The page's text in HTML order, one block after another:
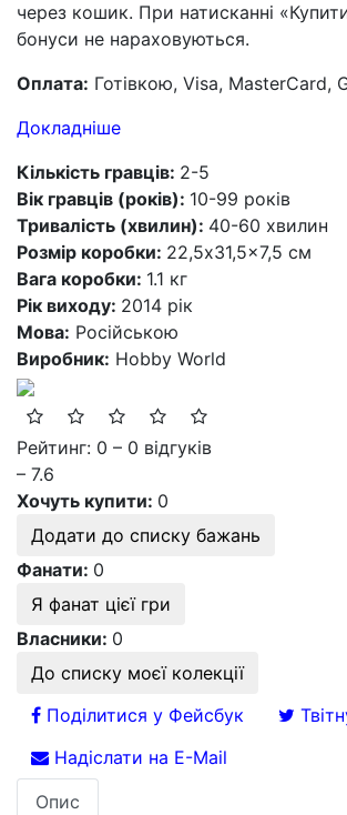
через кошик. При натисканні
бонуси не нараховуються.
Оплата: Готівкою, Visa, MasterCard,
Докладніше
Кількість гравців: 2-5
Вік гравців (років): 10-99 років
Тривалість (хвилин): 40-60 хвилин
Розмір коробки: 22,5x31,5x7,5 см
Вага коробки: 1.1 кг
Рік виходу: 2014 рік
Мова: Російською
Виробник: Hobby World
Рейтинг: 0 – 0 відгуків
– 7.6
Хочуть купити: 0
Додати до списку бажань
Фанати: 0
Я фанат цієї гри
Власники: 0
До списку моєї колекції
Поділитися у Фейсбук
Надіслати на E-Mail
Опис